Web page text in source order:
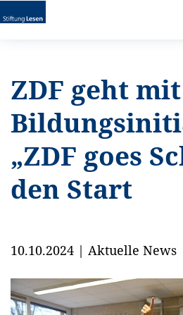
ZDF geht
„ZDF goes
den Start
10.10.2024 | Aktuelle News